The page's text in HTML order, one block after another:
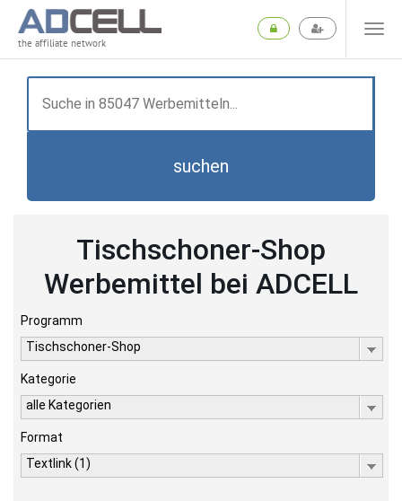
the affiliate network
suchen
Tischschoner-Shop
Werbemittel bei ADCELL
Programm
Tischschoner-Shop
Kategorie
alle Kategorien
Format
Textlink (1)